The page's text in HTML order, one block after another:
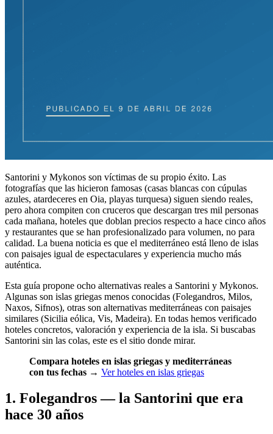
Santorini y Mykonos son víctimas de su propio éxito. Las
fotografías que las hicieron famosas (casas blancas con cúpulas
azules, atardeceres en Oia, playas turquesa) siguen siendo reales,
pero ahora compiten con cruceros que descargan tres mil personas
cada mañana, hoteles que doblan precios respecto a hace cinco años
y restaurantes que se han profesionalizado para volumen, no para
calidad. La buena noticia es que el mediterráneo está lleno de islas
con paisajes igual de espectaculares y experiencia mucho más
auténtica.
Esta guía propone ocho alternativas reales a Santorini y Mykonos.
Algunas son islas griegas menos conocidas (Folegandros, Milos,
Naxos, Sifnos), otras son alternativas mediterráneas con paisajes
similares (Sicilia eólica, Vis, Madeira). En todas hemos verificado
hoteles concretos, valoración y experiencia de la isla. Si buscabas
Santorini sin las colas, este es el sitio donde mirar.
Compara hoteles en islas griegas y mediterráneas
con tus fechas → Ver hoteles en islas griegas
1. Folegandros — la Santorini que era
hace 30 años